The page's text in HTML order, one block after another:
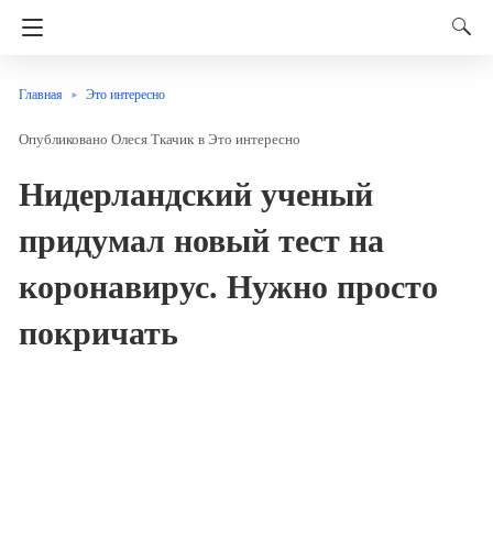
Главная Это интересно
Олеся Ткачик в Это интересно
Нидерландский ученый
придумал новый тест на
коронавирус. Нужно просто
покричать